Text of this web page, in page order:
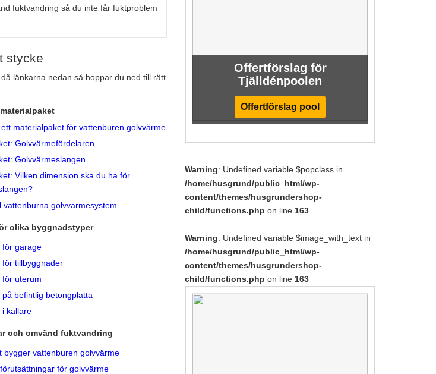
fuktvandring så du inte får fuktproblem
stycke
länkarna nedan så hoppar du ned till rätt
materialpaket för vattenburen golvvärme
Golvvärmefördelaren
Golvvärmeslangen
Vilken dimension ska du ha för
vattenburna golvvärmesystem
olika byggnadstyper
för garage
för tillbyggnader
för uterum
befintlig betongplatta
i källare
och omvänd fuktvandring
bygger vattenburen golvvärme
för golvvärme
Offertförslag för
Tjälldénpoolen
Offertförslag pool
Warning: Undefined variable $popclass in
/home/husgrund/public_html/wp-
content/themes/husgrundershop-
child/functions.php on line 163
Warning: Undefined variable $image_with_text in
/home/husgrund/public_html/wp-
content/themes/husgrundershop-
child/functions.php on line 163